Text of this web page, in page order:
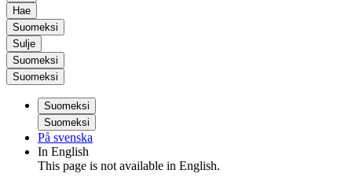
Hae
Suomeksi
Sulje
Suomeksi
Suomeksi
Suomeksi
Suomeksi
På svenska
In English
This page is not available in English.